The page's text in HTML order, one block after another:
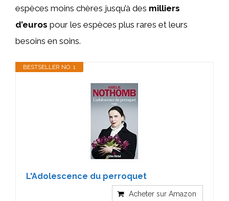
espèces moins chères jusqu’à des milliers
d’euros pour les espèces plus rares et leurs
besoins en soins.
BESTSELLER NO. 1
L'Adolescence du perroquet
Acheter sur Amazon